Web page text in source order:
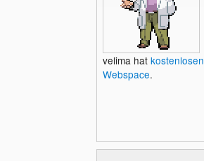
velima hat kostenlosen
Webspace.